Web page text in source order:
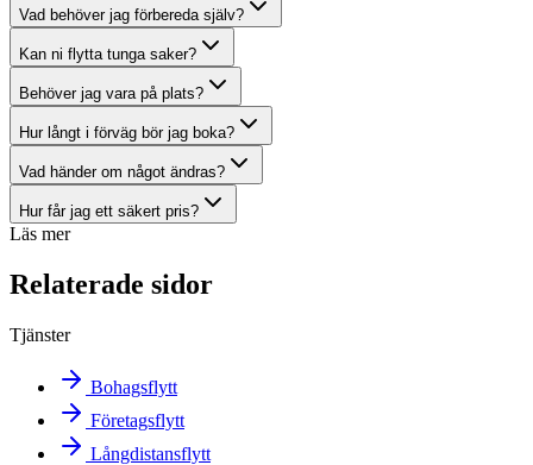
Vad behöver jag förbereda själv?
Kan ni flytta tunga saker?
Behöver jag vara på plats?
Hur långt i förväg bör jag boka?
Vad händer om något ändras?
Hur får jag ett säkert pris?
Läs mer
Relaterade sidor
Tjänster
Bohagsflytt
Företagsflytt
Långdistansflytt